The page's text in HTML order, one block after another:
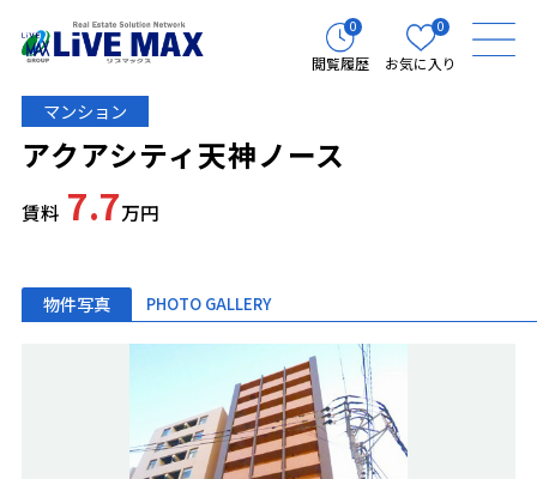
0
閲覧履歴
0
お気に入り
マンション
アクアシティ天神ノース
賃料 7.7万円
物件写真 PHOTO GALLERY